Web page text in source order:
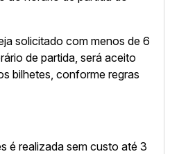
solicitado com menos de 6
de partida, será aceito
bilhetes, conforme regras
é realizada sem custo até 3